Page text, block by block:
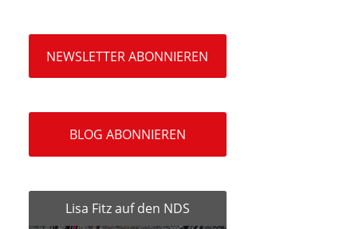
NEWSLETTER ABONNIEREN
BLOG ABONNIEREN
Lisa Fitz auf den NDS